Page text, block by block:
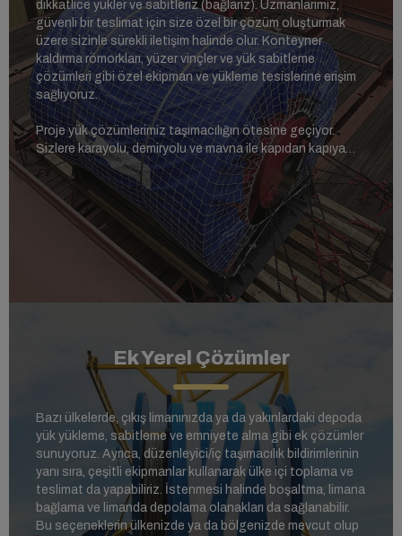
dikkatlice yükler ve sabitleriz (bağlarız). Uzmanlarımız,
güvenli bir teslimat için size özel bir çözüm oluşturmak
üzere sizinle sürekli iletişim halinde olur. Konteyner
kaldırma römorkları, yüzer vinçler ve yük sabitleme
çözümleri gibi özel ekipman ve yükleme tesislerine erişim
sağlıyoruz.
Proje yük çözümlerimiz taşımacılığın ötesine geçiyor.
Sizlere karayolu, demiryolu ve mavna ile kapıdan kapıya
teslimat hizmetleri de sunuyoruz.
Ek Yerel Çözümler
Bazı ülkelerde, çıkış limanınızda ya da yakınlardaki depoda
yük yükleme, sabitleme ve emniyete alma gibi ek çözümler
sunuyoruz. Ayrıca, düzenleyici/iç taşımacılık bildirimlerinin
yanı sıra, çeşitli ekipmanlar kullanarak ülke içi toplama ve
teslimat da yapabiliriz. İstenmesi halinde boşaltma, limana
bağlama ve limanda depolama olanakları da sağlanabilir.
Bu seçeneklerin ülkenizde ya da bölgenizde mevcut olup